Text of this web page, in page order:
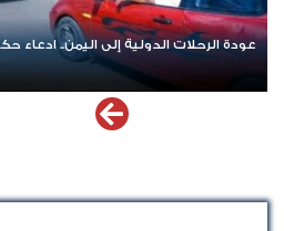
عودة الرحلات الدولية إلى اليمن.. ادعاء